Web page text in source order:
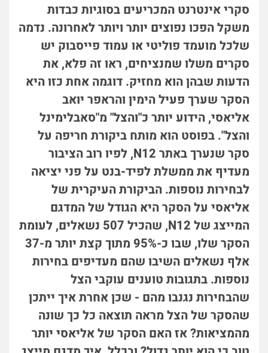
סקרי אינטרנט המכריעים בסוגיות כבדות
משקל הפכו נפוצים יותר ויותר לאחרונה. נדמה
שלכל מועמד פוליטי או עמוד פייסבוק יש
סקרים משלו שמנציחים, ראו זה פלא, את
הדעות שבהן הוא מחזיק. דוגמה אחת כזו היא
הסקר שערך פעיל הימין והראפר יואב
אליאסי, הידוע יותר כ"והצל" מ"סאבלימינל
והצל". בפוסט הוא מותח ביקורת חריפה על
סקר שנערך באתר N12, לפיו רוב הציבור
מעדיף את ממשלת לפיד-בנט על פני יציאה
לבחירות נוספות. הביקורת העיקרית של
אליאסי על הסקר היא הגודל של המדגם
המייצג של N12, שהכיל 507 נשאלים, לעומת
הסקר שלו, שבו כ-95% מתוך קצת יותר מ-37
אלף נשאלים השיבו שהם מעדיפים בחירות
נוספות. בתגובות טוענים עוקבי הצל
שהבחירות נגנבו מהם - שכן אחרת איך ייתכן
שהסקר של הצל מראה תוצאה כל כך שונה
מהמציאות? אז האם הסקר של אליאסי יותר